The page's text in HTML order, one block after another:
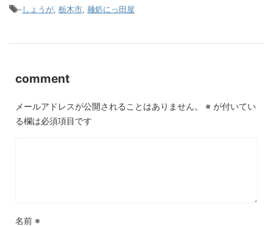
-しょうが, 栃木市, 麺処にっ田屋
comment
メールアドレスが公開されることはありません。 ※ が付いてい
る欄は必須項目です
名前 ※